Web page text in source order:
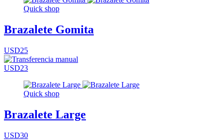
Quick shop
Brazalete Gomita
USD25
USD23
Quick shop
Brazalete Large
USD30